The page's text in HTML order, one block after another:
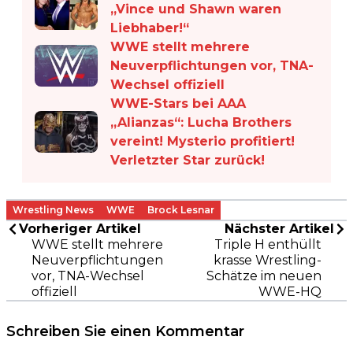
„Vince und Shawn waren
Liebhaber!“
WWE stellt mehrere
Neuverpflichtungen vor, TNA-
Wechsel offiziell
WWE-Stars bei AAA
„Alianzas“: Lucha Brothers
vereint! Mysterio profitiert!
Verletzter Star zurück!
Wrestling News WWE Brock Lesnar
Vorheriger Artikel
WWE stellt mehrere
Neuverpflichtungen
vor, TNA-Wechsel
offiziell
Nächster Artikel
Triple H enthüllt
krasse Wrestling-
Schätze im neuen
WWE-HQ
Schreiben Sie einen Kommentar